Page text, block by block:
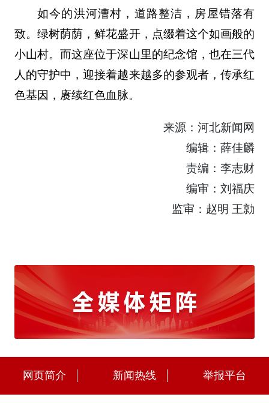
如今的洪河漕村，道路整洁，房屋错落有
致。绿树荫荫，鲜花盛开，点缀着这个如画般的
小山村。而这座位于深山里的纪念馆，也在三代
人的守护中，迎接着越来越多的参观者，传承红
色基因，赓续红色血脉。
来源：河北新闻网
编辑：薛佳麟
责编：李志财
编审：刘福庆
监审：赵明 王勍
网页简介 新闻热线 举报平台